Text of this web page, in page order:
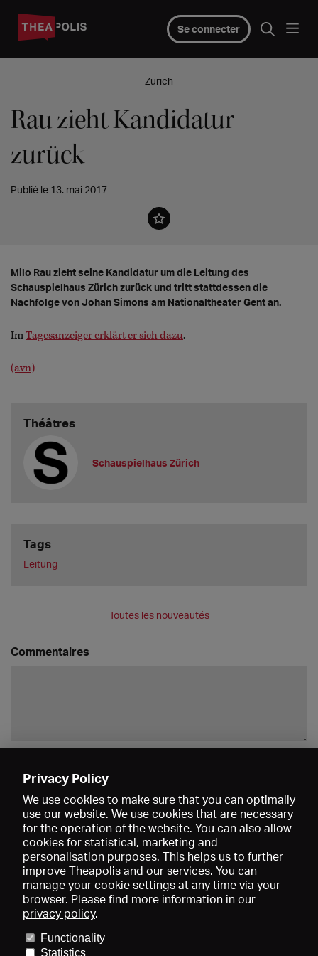
Se connecter
Zürich
Rau zieht Kandidatur
zurück
Publié le 13. mai 2017
Milo Rau zieht seine Kandidatur um die Leitung des
Schauspielhaus Zürich zurück und tritt stattdessen die
Nachfolge von Johan Simons am Nationaltheater Gent an.
ImTagesanzeiger erklärt er sich dazu.
(avn)
Théâtres
Schauspielhaus Zürich
Tags
Leitung
Toutes les nouveautés
Commentaires
Données médiatiques
Privacy Policy
We use cookies to make sure that you can optimally
use our website. We use cookies that are necessary
for the operation of the website. You can also allow
cookies for statistical, marketing and
personalisation purposes. This helps us to further
improve Theapolis and our services. You can
manage your cookie settings at any time via your
browser. Please find more information in our
privacy policy.
Functionality
Statistics